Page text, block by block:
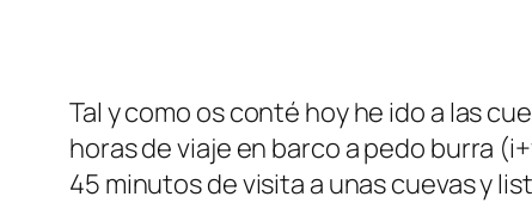
Tal y como os conté hoy he ido a las
horas de viaje en barco a pedo burra
45 minutos de visita a unas cuevas y